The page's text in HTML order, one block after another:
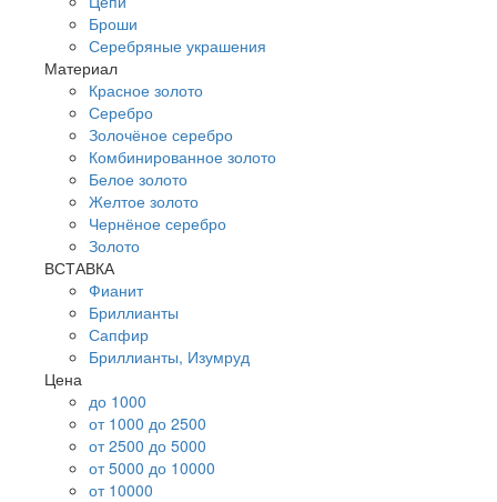
Броши
Серебряные украшения
Материал
Красное золото
Серебро
Золочёное серебро
Комбинированное золото
Белое золото
Желтое золото
Чернёное серебро
Золото
ВСТАВКА
Фианит
Бриллианты
Сапфир
Бриллианты, Изумруд
Цена
до 1000
от 1000 до 2500
от 2500 до 5000
от 5000 до 10000
от 10000